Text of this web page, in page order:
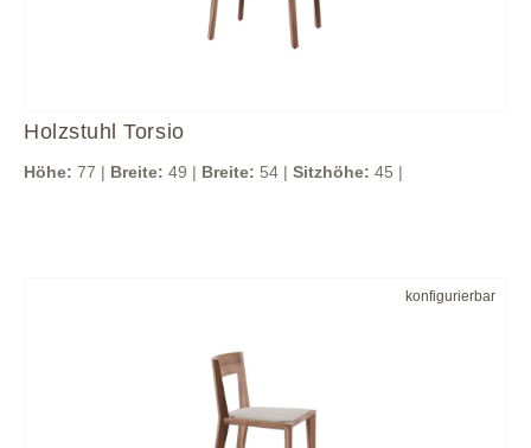
Holzstuhl Torsio
Höhe: 77 | Breite: 49 | Breite: 54 | Sitzhöhe: 45 |
konfigurierbar